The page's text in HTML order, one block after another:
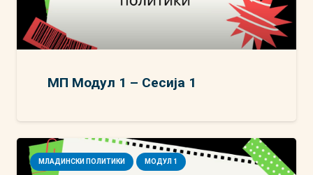
МП Модул 1 – Сесија 1
МЛАДИНСКИ ПОЛИТИКИ МОДУЛ 1